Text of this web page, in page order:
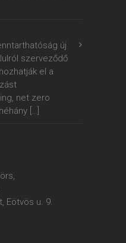
új
szerveződő
el a
net zero
[…]
Eötvös u. 9.